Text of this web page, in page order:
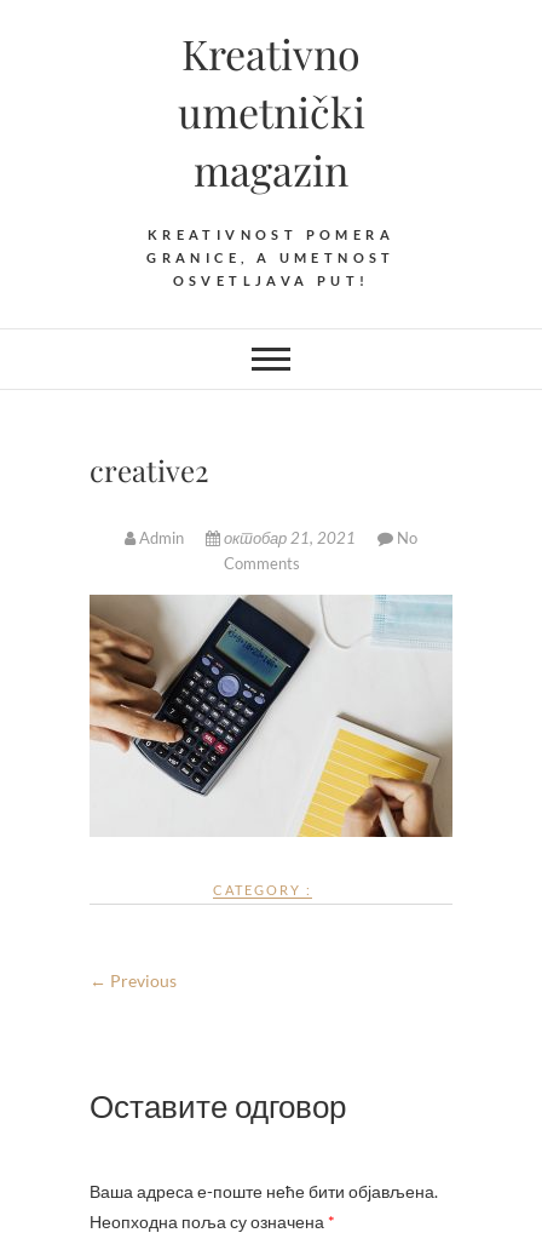
Kreativno
umetnički
magazin
KREATIVNOST POMERA
GRANICE, A UMETNOST
OSVETLJAVA PUT!
creative2
Admin октобар 21, 2021
No
Comments
CATEGORY :
← Previous
Оставите одговор
Ваша адреса е-поште неће бити објављена.
Неопходна поља су означена *